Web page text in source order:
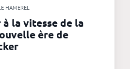
HAMEREL
la vitesse de la
ère de